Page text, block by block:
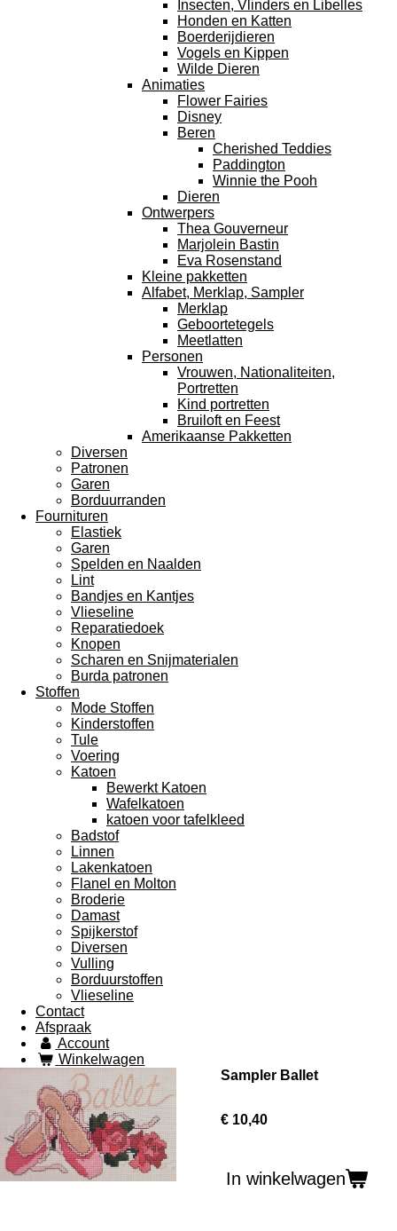
Insecten, Vlinders en Libelles
Honden en Katten
Boerderijdieren
Vogels en Kippen
Wilde Dieren
Animaties
Flower Fairies
Disney
Beren
Cherished Teddies
Paddington
Winnie the Pooh
Dieren
Ontwerpers
Thea Gouverneur
Marjolein Bastin
Eva Rosenstand
Kleine pakketten
Alfabet, Merklap, Sampler
Merklap
Geboortetegels
Meetlatten
Personen
Vrouwen, Nationaliteiten,
Portretten
Kind portretten
Bruiloft en Feest
Amerikaanse Pakketten
Diversen
Patronen
Garen
Borduurranden
Fournituren
Elastiek
Garen
Spelden en Naalden
Lint
Bandjes en Kantjes
Vlieseline
Reparatiedoek
Knopen
Scharen en Snijmaterialen
Burda patronen
Stoffen
Mode Stoffen
Kinderstoffen
Tule
Voering
Katoen
Bewerkt Katoen
Wafelkatoen
katoen voor tafelkleed
Badstof
Linnen
Lakenkatoen
Flanel en Molton
Broderie
Damast
Spijkerstof
Diversen
Vulling
Borduurstoffen
Vlieseline
Contact
Afspraak
Account
Winkelwagen
Sampler Ballet
€ 10,40
In winkelwagen